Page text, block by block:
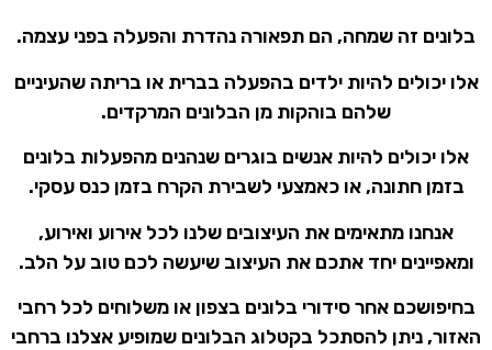
בלונים זה שמחה, הם תפאורה נהדרת והפעלה בפני עצמה.
אלו יכולים להיות ילדים בהפעלה בברית או בריתה שהעיניים
שלהם בוהקות מן הבלונים המרקדים.
אלו יכולים להיות אנשים בוגרים שנהנים מהפעלות בלונים
בזמן חתונה, או כאמצעי לשבירת הקרח בזמן כנס עסקי.
אנחנו מתאימים את העיצובים שלנו לכל אירוע ואירוע,
ומאפיינים יחד אתכם את העיצוב שיעשה לכם טוב על הלב.
בחיפושכם אחר סידורי בלונים בצפון או משלוחים לכל רחבי
האזור, ניתן להסתכל בקטלוג הבלונים שמופיע אצלנו ברחבי